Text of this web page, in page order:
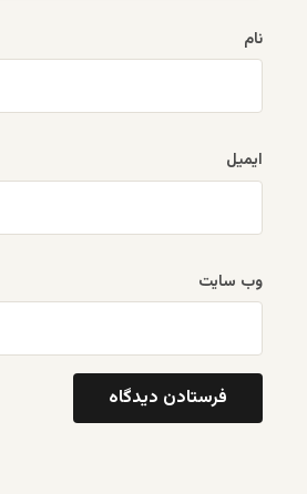
نام
ایمیل
وب‌ سایت